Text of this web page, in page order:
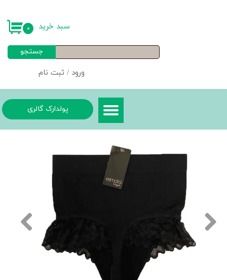
ورود / ثبت نام
خروج از حساب کاربری
جستجو
۰ سبد خرید
پولدارک گالری